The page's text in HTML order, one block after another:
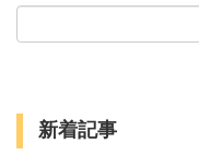
新着記事